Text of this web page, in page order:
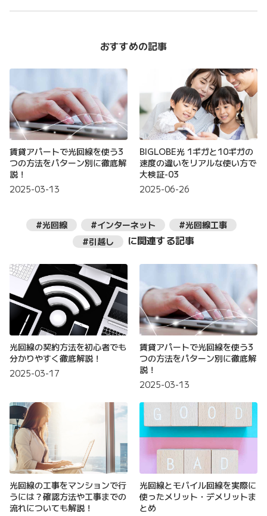
おすすめの記事
賃貸アパートで光回線を使う3
つの方法をパターン別に徹底解
説！
2025-03-13
BIGLOBE光 1ギガと10ギガの
速度の違いをリアルな使い方で
大検証-03
2025-06-26
#光回線 #インターネット
#光回線工事
#引越し
に関連する記事
光回線の契約方法を初心者でも
分かりやすく徹底解説！
2025-03-17
賃貸アパートで光回線を使う3
つの方法をパターン別に徹底解
説！
2025-03-13
光回線の工事をマンションで行
うには？確認方法や工事までの
流れについても解説！
光回線とモバイル回線を実際に
使ったメリット・デメリットま
とめ